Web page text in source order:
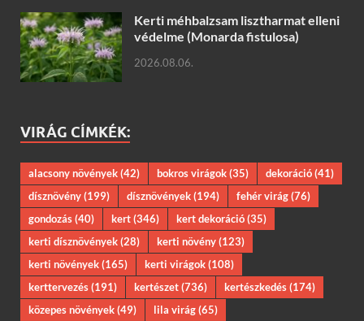
Kerti méhbalzsam lisztharmat elleni
védelme (Monarda fistulosa)
2026.08.06.
VIRÁG CÍMKÉK:
alacsony növények(42) bokros virágok(35) dekoráció(41)
dísznövény(199) dísznövények(194) fehér virág(76)
gondozás(40) kert(346) kert dekoráció(35)
kerti dísznövények(28) kerti növény(123)
kerti növények(165) kerti virágok(108)
kerttervezés(191) kertészet(736) kertészkedés(174)
közepes növények(49) lila virág(65)